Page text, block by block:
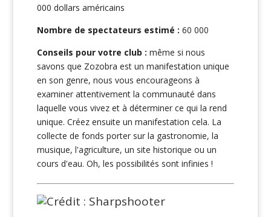
000 dollars américains
Nombre de spectateurs estimé : 60 000
Conseils pour votre club : même si nous
savons que Zozobra est un manifestation unique
en son genre, nous vous encourageons à
examiner attentivement la communauté dans
laquelle vous vivez et à déterminer ce qui la rend
unique. Créez ensuite un manifestation cela. La
collecte de fonds porter sur la gastronomie, la
musique, l'agriculture, un site historique ou un
cours d'eau. Oh, les possibilités sont infinies !